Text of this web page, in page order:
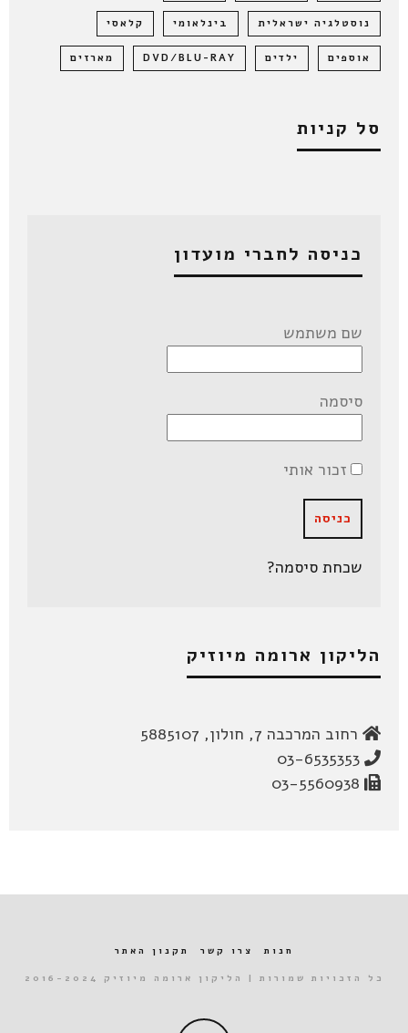
נוסטלגיה ישראלית בינלאומי קלאסי
אוספים ילדים DVD/BLU-RAY מארזים
סל קניות
כניסה לחברי מועדון
שם משתמש
סיסמה
זכור אותי
שכחת סיסמה?
הליקון ארומה מיוזיק
רחוב המרכבה 7, חולון, 5885107
חנות צרו קשר תקנון האתר
כל הזכויות שמורות | הליקון ארומה מיוזיק 2016-2024